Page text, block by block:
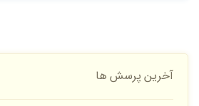
آخرین پرسش ها